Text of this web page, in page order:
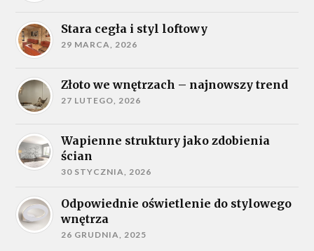
Stara cegła i styl loftowy
29 MARCA, 2026
Złoto we wnętrzach – najnowszy trend
27 LUTEGO, 2026
Wapienne struktury jako zdobienia
ścian
30 STYCZNIA, 2026
Odpowiednie oświetlenie do stylowego
wnętrza
26 GRUDNIA, 2025